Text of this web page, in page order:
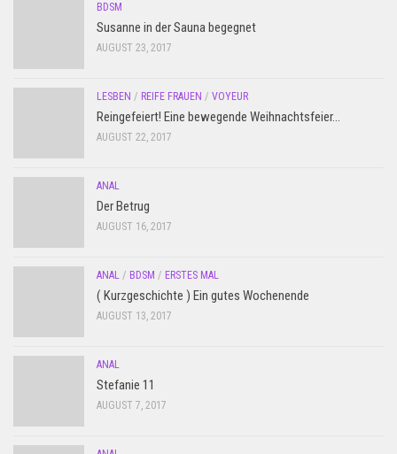
BDSM
Susanne in der Sauna begegnet
AUGUST 23, 2017
LESBEN / REIFE FRAUEN / VOYEUR
Reingefeiert! Eine bewegende Weihnachtsfeier…
AUGUST 22, 2017
ANAL
Der Betrug
AUGUST 16, 2017
ANAL / BDSM / ERSTES MAL
( Kurzgeschichte ) Ein gutes Wochenende
AUGUST 13, 2017
ANAL
Stefanie 11
AUGUST 7, 2017